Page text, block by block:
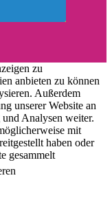
zu
anbieten zu können
Außerdem
unserer Website an
Analysen weiter.
mit
haben oder
gesammelt